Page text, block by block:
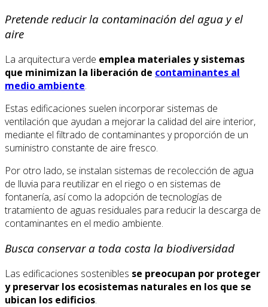
Pretende reducir la contaminación del agua y el
aire
La arquitectura verde emplea materiales y sistemas
que minimizan la liberación de contaminantes al
medio ambiente.
Estas edificaciones suelen incorporar sistemas de
ventilación que ayudan a mejorar la calidad del aire interior,
mediante el filtrado de contaminantes y proporción de un
suministro constante de aire fresco.
Por otro lado, se instalan sistemas de recolección de agua
de lluvia para reutilizar en el riego o en sistemas de
fontanería, así como la adopción de tecnologías de
tratamiento de aguas residuales para reducir la descarga de
contaminantes en el medio ambiente.
Busca conservar a toda costa la biodiversidad
Las edificaciones sostenibles se preocupan por proteger
y preservar los ecosistemas naturales en los que se
ubican los edificios.